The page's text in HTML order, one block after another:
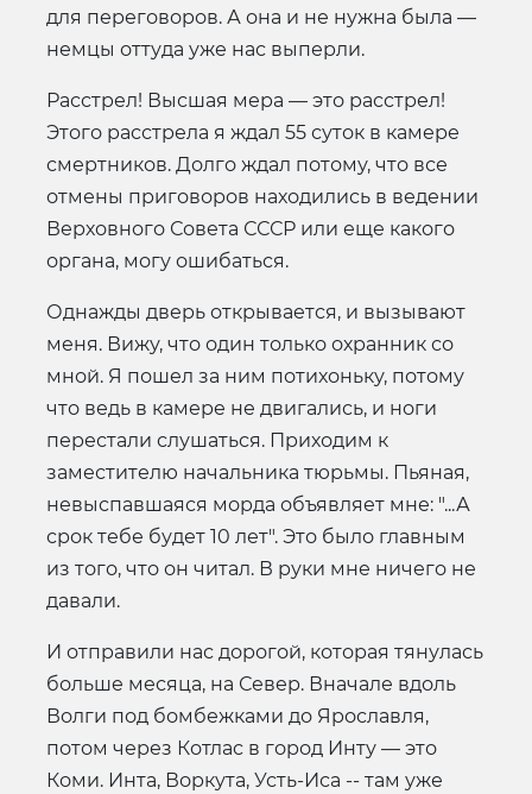
для переговоров. А она и не нужна была —
немцы оттуда уже нас выперли.
Расстрел! Высшая мера — это расстрел!
Этого расстрела я ждал 55 суток в камере
смертников. Долго ждал потому, что все
отмены приговоров находились в ведении
Верховного Совета СССР или еще какого
органа, могу ошибаться.
Однажды дверь открывается, и вызывают
меня. Вижу, что один только охранник со
мной. Я пошел за ним потихоньку, потому
что ведь в камере не двигались, и ноги
перестали слушаться. Приходим к
заместителю начальника тюрьмы. Пьяная,
невыспавшаяся морда объявляет мне: "...А
срок тебе будет 10 лет". Это было главным
из того, что он читал. В руки мне ничего не
давали.
И отправили нас дорогой, которая тянулась
больше месяца, на Север. Вначале вдоль
Волги под бомбежками до Ярославля,
потом через Котлас в город Инту — это
Коми. Инта, Воркута, Усть-Иса -- там уже